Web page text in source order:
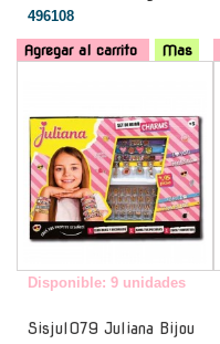
496108
Agregar al carrito Mas
Disponible: 9 unidades
Sisjul079 Juliana Bijou